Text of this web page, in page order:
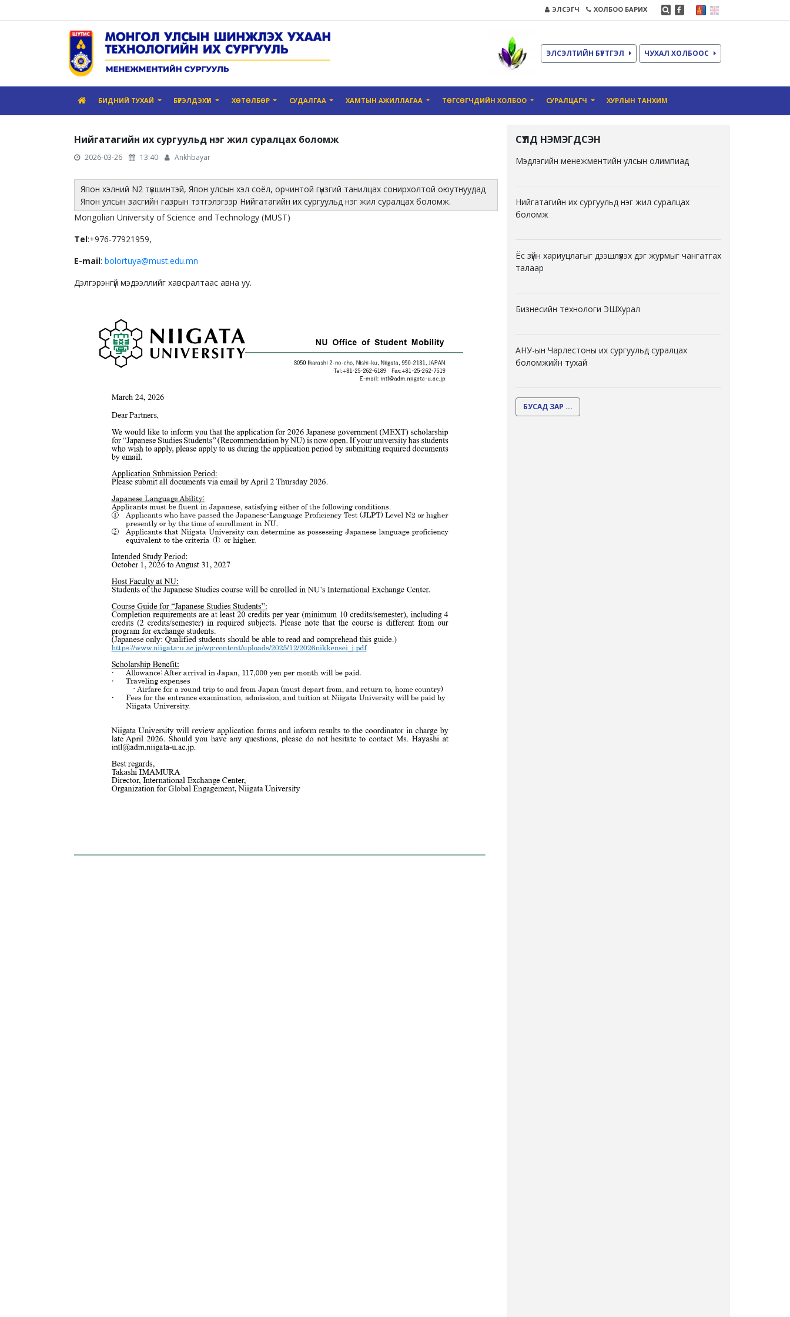
ЭЛСЭГЧ ХОЛБОО БАРИХ
ЭЛСЭЛТИЙН БҮРТГЭЛ ЧУХАЛ ХОЛБООС
БИДНИЙ ТУХАЙ БҮРЭЛДЭХҮҮН ХӨТӨЛБӨР СУДАЛГАА ХАМТЫН АЖИЛЛАГАА ТӨГСӨГЧДИЙН ХОЛБОО СУРАЛЦАГЧ ХУРЛЫН ТАНХИМ
Нийгатагийн их сургуульд нэг жил суралцах боломж
2026-03-26 13:40 Ankhbayar
Япон хэлний N2 түвшинтэй, Япон улсын хэл соёл, орчинтой гүнзгий танилцах сонирхолтой оюутнуудад
Япон улсын засгийн газрын тэтгэлэгээр Нийгатагийн их сургуульд нэг жил суралцах боломж.
Mongolian University of Science and Technology (MUST)
Tel:+976-77921959,
E-mail: bolortuya@must.edu.mn
Дэлгэрэнгүй мэдээллийг хавсралтаас авна уу.
СҮҮЛД НЭМЭГДСЭН
Мэдлэгийн менежментийн улсын олимпиад
Нийгатагийн их сургуульд нэг жил суралцах
боломж
Ёс зүйн хариуцлагыг дээшлүүлэх дэг журмыг чангатгах
талаар
Бизнесийн технологи ЭШХурал
АНУ-ын Чарлестоны их сургуульд суралцах
боломжийн тухай
БУСАД ЗАР ...